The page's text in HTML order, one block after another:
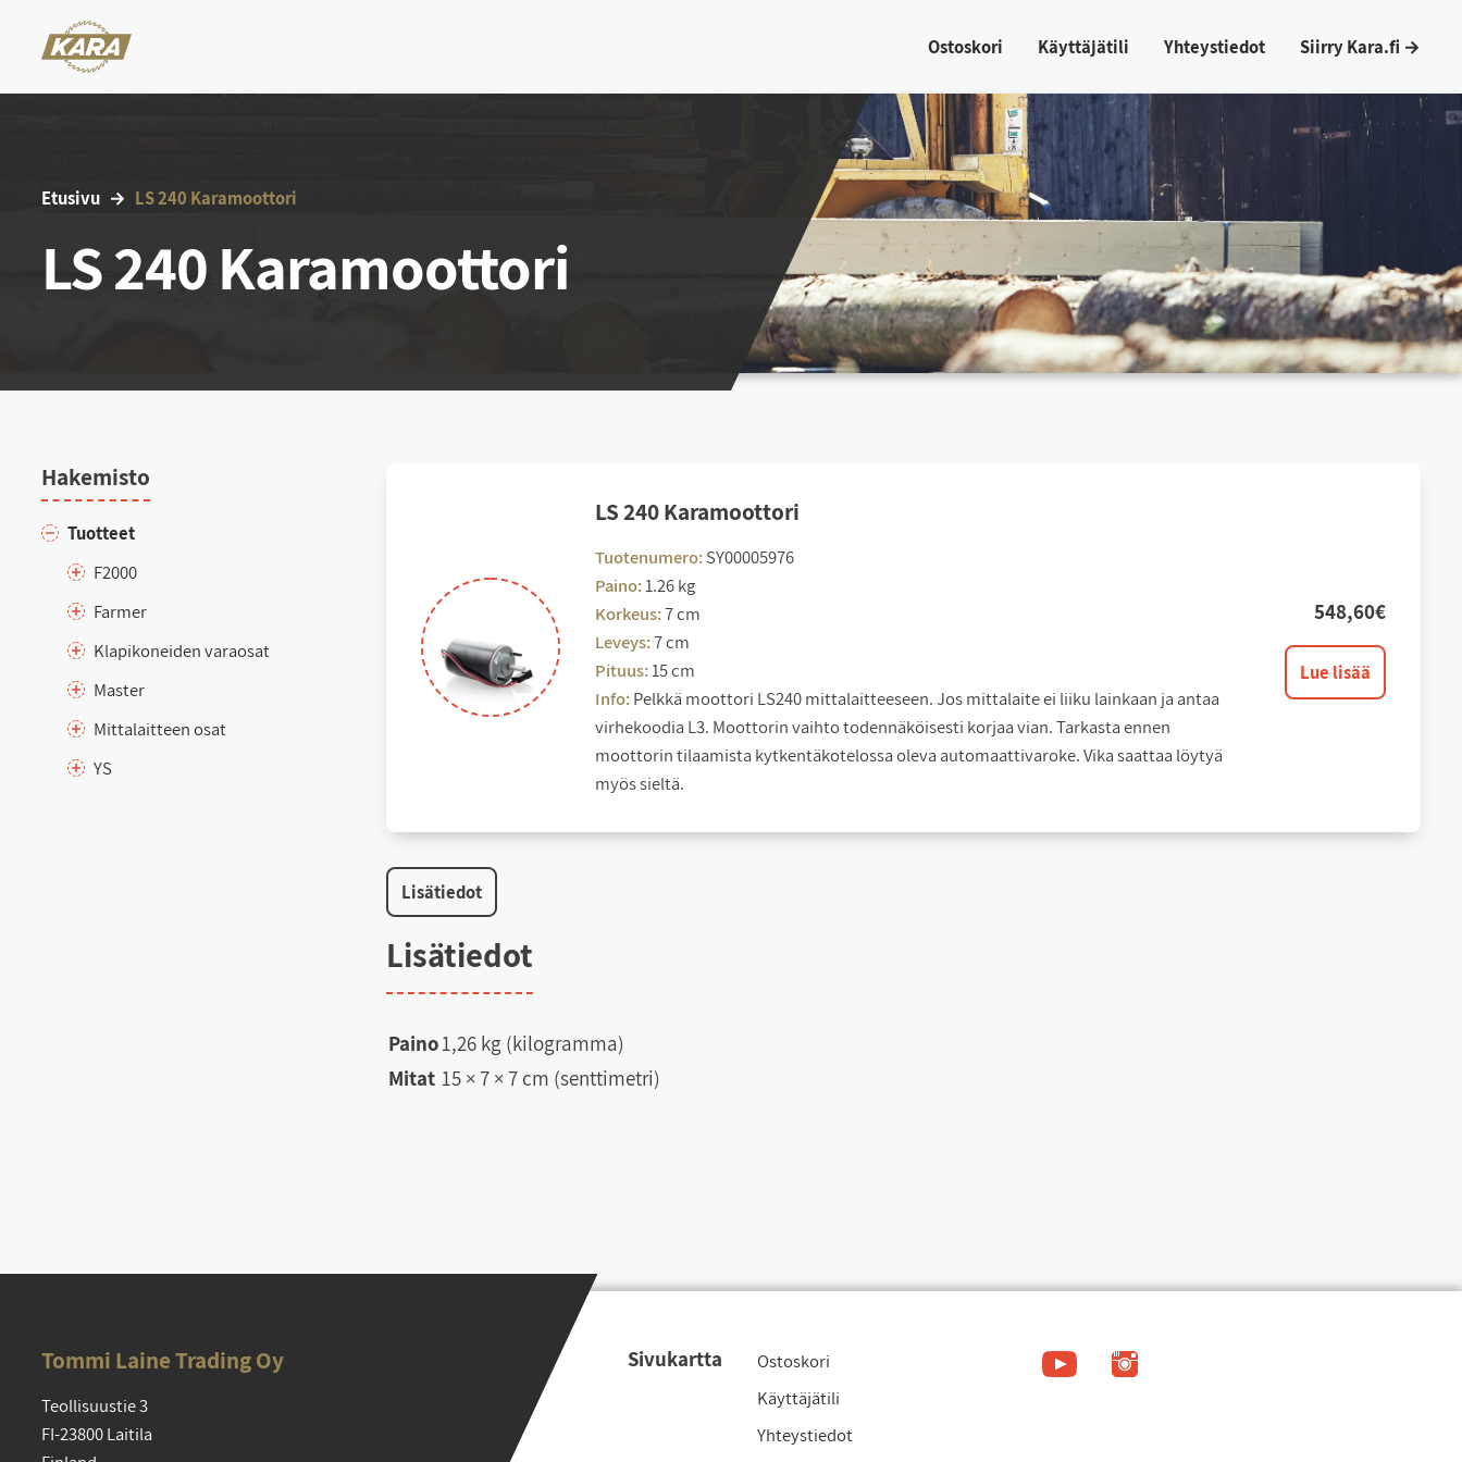
Os­tos­ko­ri Käyt­tä­jä­ti­li Yh­teys­tie­dot Siir­ry Ka­ra.fi →
Etu­si­vu LS 240 Ka­ra­moot­to­ri
LS 240 Karamoottori
Ha­ke­mis­to
Tuot­teet
F2000
Far­mer
Kla­pi­ko­nei­den va­rao­sat
Mas­ter
Mit­ta­lait­teen osat
YS
LS 240 Ka­ra­moot­to­ri
Tuotenumero:SY00005976
Paino:1.26 kg
Korkeus:7 cm
Leveys:7 cm
Pituus:15 cm
Info:Pelkkä moottori LS240 mittalaitteeseen. Jos mittalaite ei liiku lainkaan ja antaa
virhekoodia L3. Moottorin vaihto todennäköisesti korjaa vian. Tarkasta ennen
moottorin tilaamista kytkentäkotelossa oleva automaattivaroke. Vika saattaa löytyä
myös sieltä.
548,60€
Lue lisää
Li­sä­tie­dot
Li­sä­tie­dot
Paino1,26 kg (kilogramma)
Mitat 15 × 7 × 7 cm (senttimetri)
Tom­mi Lai­ne Tra­ding Oy
Teol­li­suus­tie 3
FI-23800 Lai­ti­la
Si­vu­kart­ta
Os­tos­ko­ri
Käyt­tä­jä­ti­li
Yh­teys­tie­dot